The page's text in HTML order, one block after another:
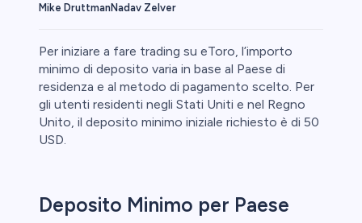
Mike DruttmanNadav Zelver
Per iniziare a fare trading su eToro, l’importo
minimo di deposito varia in base al Paese di
residenza e al metodo di pagamento scelto. Per
gli utenti residenti negli Stati Uniti e nel Regno
Unito, il deposito minimo iniziale richiesto è di 50
USD.
Deposito Minimo per Paese